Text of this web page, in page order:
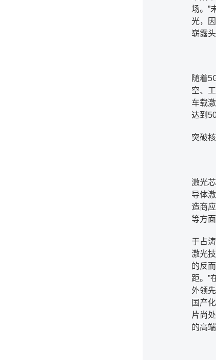
场。 ”
光，
崭露头
随着
空、
车载
达到
突破核
激光
导体
造商
等方
于占涛
激光
的反
距。 ”
外领
国产
片尚
的高端